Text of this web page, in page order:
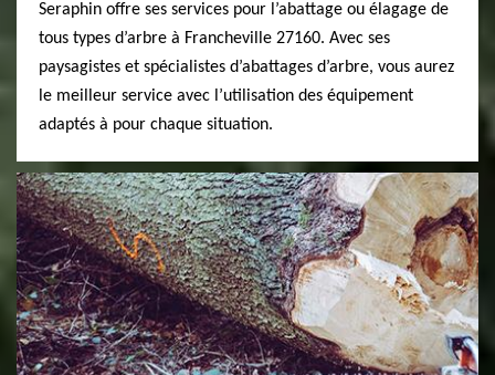
Seraphin offre ses services pour l’abattage ou élagage de
tous types d’arbre à Francheville 27160. Avec ses
paysagistes et spécialistes d’abattages d’arbre, vous aurez
le meilleur service avec l’utilisation des équipement
adaptés à pour chaque situation.